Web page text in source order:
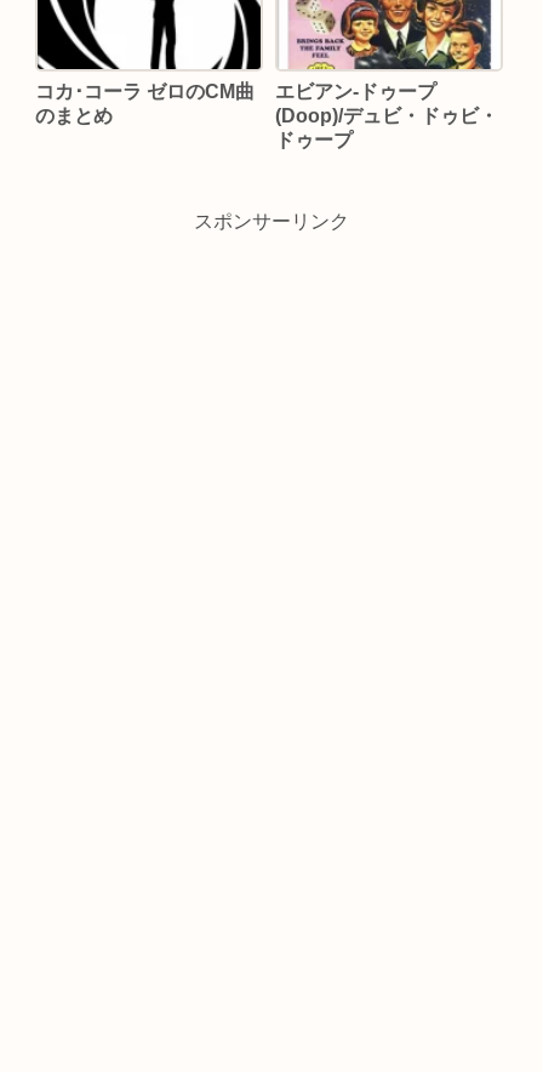
コカ･コーラ ゼロのCM曲
のまとめ
エビアン-ドゥープ
(Doop)/デュビ・ドゥビ・
ドゥープ
スポンサーリンク